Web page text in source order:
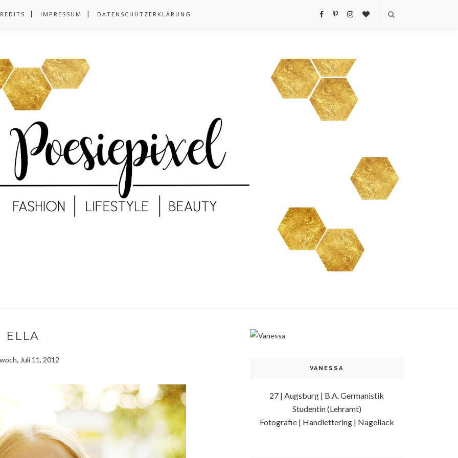
IMPRESSUM DATENSCHUTZERKLÄRUNG
ELLA
Juli 11, 2012
VANESSA
27 | Augsburg | B.A. Germanistik
Studentin (Lehramt)
Fotografie | Handlettering | Nagellack